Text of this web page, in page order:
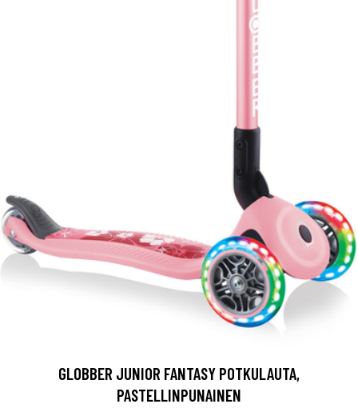
GLOBBER JUNIOR FANTASY POTKULAUTA,
PASTELLINPUNAINEN